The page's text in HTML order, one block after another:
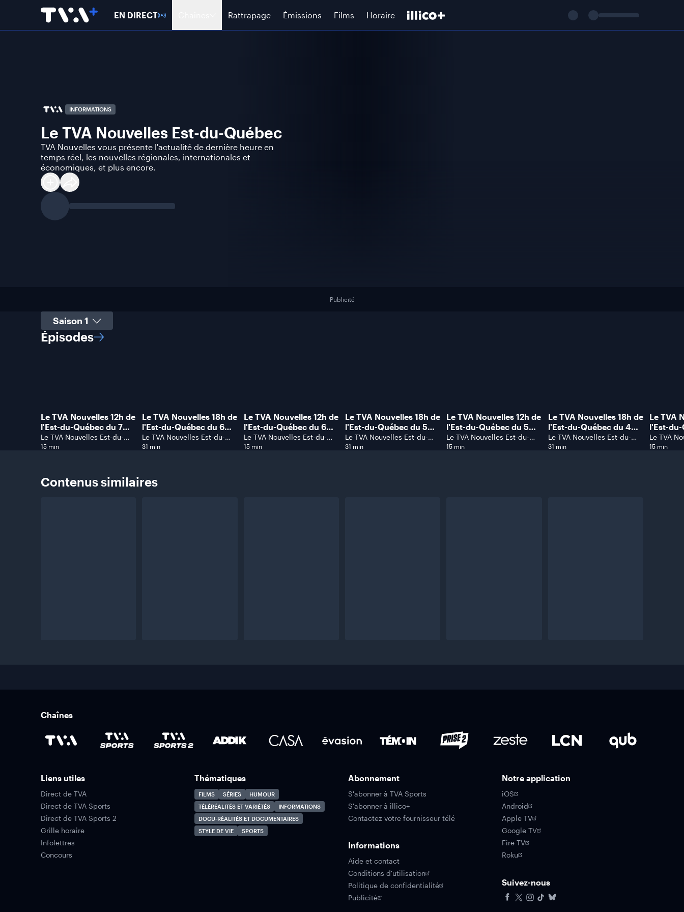
EN DIRECT Rattrapage Émissions Films Horaire
INFORMATIONS
Le TVA Nouvelles Est-du-Québec
TVA Nouvelles vous présente l'actualité de dernière heure en
temps réel, les nouvelles régionales, internationales et
économiques, et plus encore.
Publicité
Sélectionner une saison
Épisodes
Le TVA Nouvelles 12h de
l'Est-du-Québec du 7
août 2026.
Le TVA Nouvelles Est-du-
Québec
15 min
Le TVA Nouvelles 18h de
l'Est-du-Québec du 6
août 2026.
Le TVA Nouvelles Est-du-
Québec
31 min
Le TVA Nouvelles 12h de
l'Est-du-Québec du 6
août 2026.
Le TVA Nouvelles Est-du-
Québec
15 min
Le TVA Nouvelles 18h de
l'Est-du-Québec du 5
août 2026.
Le TVA Nouvelles Est-du-
Québec
31 min
Le TVA Nouvelles 12h de
l'Est-du-Québec du 5
août 2026.
Le TVA Nouvelles Est-du-
Québec
15 min
Le TVA Nouvelles 18h de
l'Est-du-Québec du 4
août 2026.
Le TVA Nouvelles Est-du-
Québec
31 min
Le TVA
l'Est-
août
Le TVA
Québec
15 min
Contenussimilaires
Chaînes
Liens utiles
Direct de TVA
Direct de TVA Sports
Direct de TVA Sports 2
Grille horaire
Infolettres
Concours
Thématiques
FILMS SÉRIES
HUMOUR
TÉLÉRÉALITÉS ET VARIÉTÉS
INFORMATIONS
DOCU-RÉALITÉS ET DOCUMENTAIRES
STYLE DE VIE
SPORTS
Abonnement
S'abonner à TVA Sports
S'abonner à illico+
Contactez votre fournisseur télé
Informations
Aide et contact
Conditions d'utilisation
Politique de confidentialité
Publicité
Notre application
iOS
Android
Apple TV
Google TV
Fire TV
Roku
Suivez-nous